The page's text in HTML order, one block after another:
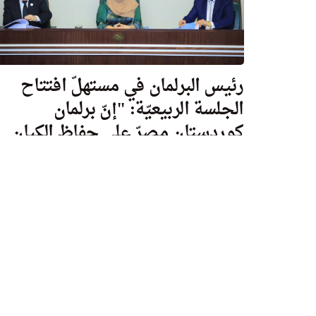
رئيس البرلمان في مستهلّ افتتاح
الجلسة الربيعيّة: "إنّ برلمان
كوردستان مصرّ على حفاظ الكيان